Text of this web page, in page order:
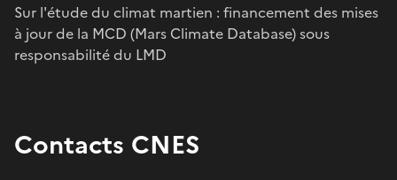
Sur l'étude du climat martien : financement des mises
à jour de la MCD (Mars Climate Database) sous
responsabilité du LMD
Contacts CNES